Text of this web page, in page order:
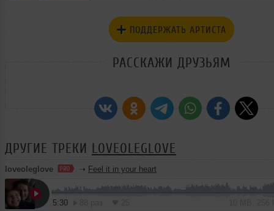
ПОДДЕРЖАТЬ АРТИСТА
РАССКАЖИ ДРУЗЬЯМ
ДРУГИЕ ТРЕКИ LOVEOLEGLOVE
loveoleglove ➝ Feel it in your heart
5:30